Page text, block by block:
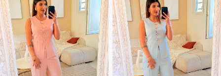
récent
plus
ancien